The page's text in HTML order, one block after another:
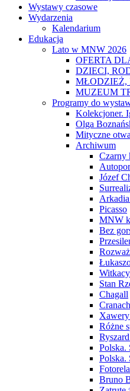
Wystawy czasowe
Wydarzenia
Kalendarium
Edukacja
Lato w MNW 2026
OFERTA
DZIECI,
MŁODZIEŻ,
MUZEUM
Programy do
Kolekcjoner.
Olga
Mityczne
Archiwum
Czarny
Józef
Picasso
MNW
Bez
Stan
Chagall
Różne
Polska.
Bruno